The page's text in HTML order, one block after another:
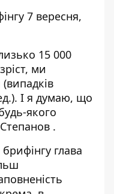
7 вересня,
15 000
ми
І я думаю, що
якого
.
глава